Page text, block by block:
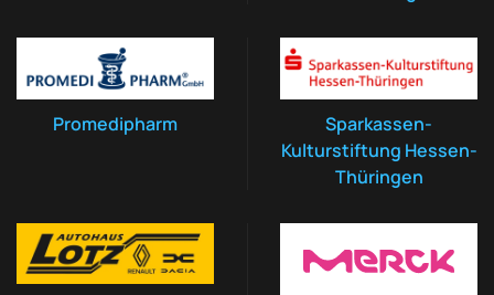
Promedipharm
Sparkassen-
Kulturstiftung Hessen-
Thüringen